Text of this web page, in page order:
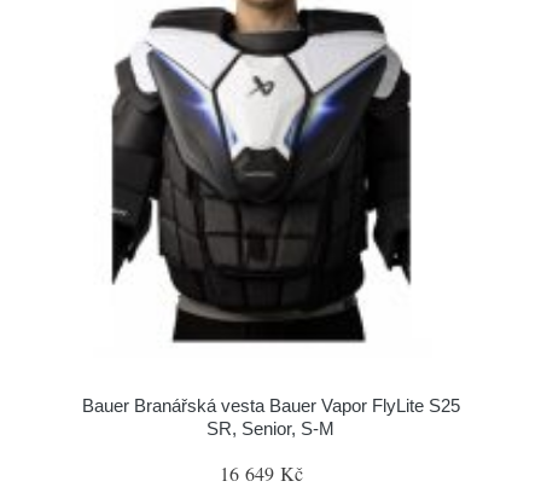
Bauer Branářská vesta Bauer Vapor FlyLite S25
SR, Senior, S-M
16 649 Kč